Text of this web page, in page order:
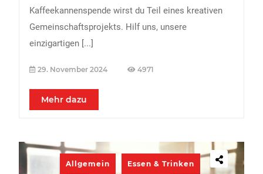
Kaffeekannenspende wirst du Teil eines kreativen
Gemeinschaftsprojekts. Hilf uns, unsere
einzigartigen [...]
29. November 2024 4971
Mehr dazu
Allgemein Essen & Trinken